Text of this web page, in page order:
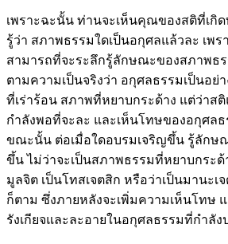
เพราะฉะนั้น ท่านจะเห็นคุณของสติที่เกิ
รู้ว่า สภาพธรรมใดเป็นอกุศลแล้วละ เพ
สามารถที่จะระลึกรู้ลักษณะของสภาพธ
ตามความเป็นจริงว่า อกุศลธรรมเป็นอย่
ที่เร่าร้อน สภาพที่หยาบกระด้าง แต่ว่าส
กำลังพอที่จะละ และเห็นโทษของอกุศล
ขณะนั้น ต่อเมื่อใดอบรมเจริญขึ้น รู้ลักษ
ขึ้น ไม่ว่าจะเป็นสภาพธรรมที่หยาบกระด้
มูลจิต เป็นโทสเจตสิก หรือว่าเป็นมานะเ
ก็ตาม ซึ่งภายหลังจะเพิ่มความเห็นโทษ
รังเกียจและละอายในอกุศลธรรมที่กำลั